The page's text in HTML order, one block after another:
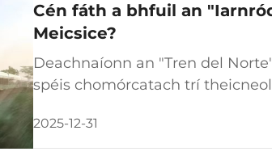
Cén fáth a bhfuil an
Meicsice?
Deachnaíonn an "Tren del
spéis chomórcatach trí
éigin a bhfuil nascán idirrialach
nuaimhneacha. Glacann an
2025-12-31